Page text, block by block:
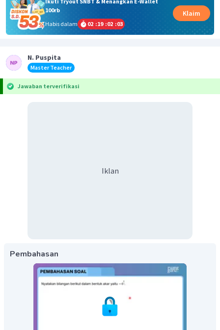
100rb
Habis dalam
02 :19 :02 :03
Klaim
N. Puspita
Master Teacher
Jawaban terverifikasi
Iklan
Pembahasan